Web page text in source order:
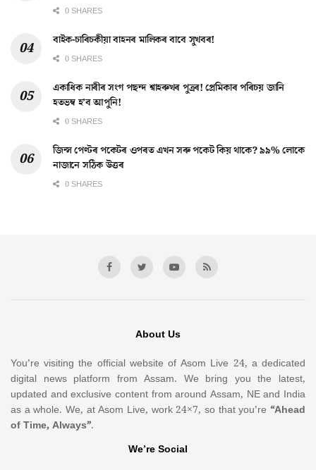
0 SHARES
বাইক-চাৰিচকীয়া বাহনৰ মালিকৰ বাবে সুখবৰ!
0 SHARES
একাধিক নাৰীৰ সংগ পছন্দ শ্বাহৰুখৰ পুত্ৰৰ! প্ৰেমিকাৰ পৰিচয় জানি
হতভম্ব হ’ব আপুনি!
0 SHARES
জিন্স পেণ্টৰ পকেটৰ ওপৰত এখন সৰু পকেট কিয় থাকে? ৯৯% লোকে
নাজানে সঠিক উত্তৰ
0 SHARES
About Us
You’re visiting the official website of Asom Live 24, a dedicated
digital news platform from Assam. We bring you the latest,
updated and exclusive content from around Assam, NE and India
as a whole. We, at Asom Live, work 24×7, so that you’re “Ahead
of Time, Always”.
We’re Social